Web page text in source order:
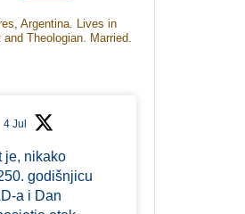
Argentina. Lives in
Theologian. Married.
4 Jul
je, nikako
godišnjicu
a i Dan